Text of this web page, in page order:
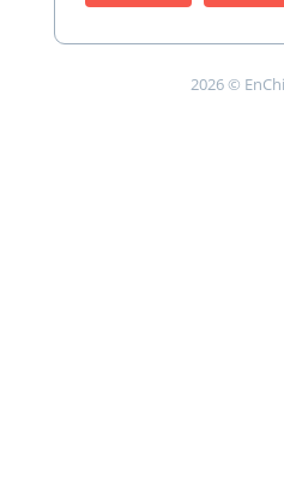
2026 ©